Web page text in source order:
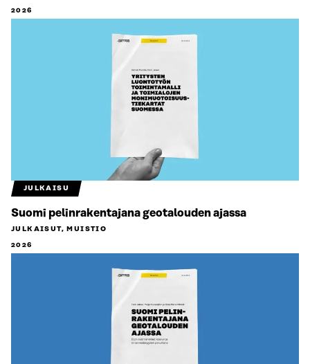
2026
JULKAISU
Suomi pelinrakentajana geotalouden ajassa
JULKAISUT, MUISTIO
2026